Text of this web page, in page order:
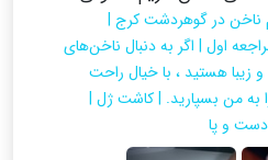
ناخن در گوهردشت کرج |
اول | اگر به دنبال ناخن‌های
زیبا هستید ، با خیال راحت
به من بسپارید. | کاشت ژل |
و پا